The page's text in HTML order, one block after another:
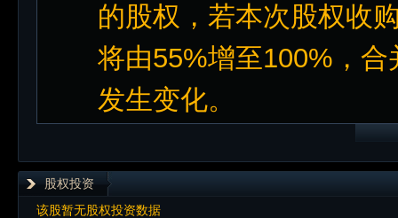
的股权，若本次股权收
将由55%增至100%，
发生变化。
股权投资
该股暂无股权投资数据